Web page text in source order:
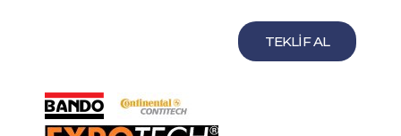
TEKLİF AL